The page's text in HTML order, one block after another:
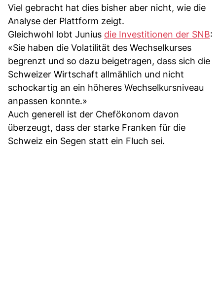
Viel gebracht hat dies bisher aber nicht, wie die
Analyse der Plattform zeigt.
Gleichwohl lobt Junius die Investitionen der SNB:
«Sie haben die Volatilität des Wechselkurses
begrenzt und so dazu beigetragen, dass sich die
Schweizer Wirtschaft allmählich und nicht
schockartig an ein höheres Wechselkursniveau
anpassen konnte.»
Auch generell ist der Chefökonom davon
überzeugt, dass der starke Franken für die
Schweiz ein Segen statt ein Fluch sei.